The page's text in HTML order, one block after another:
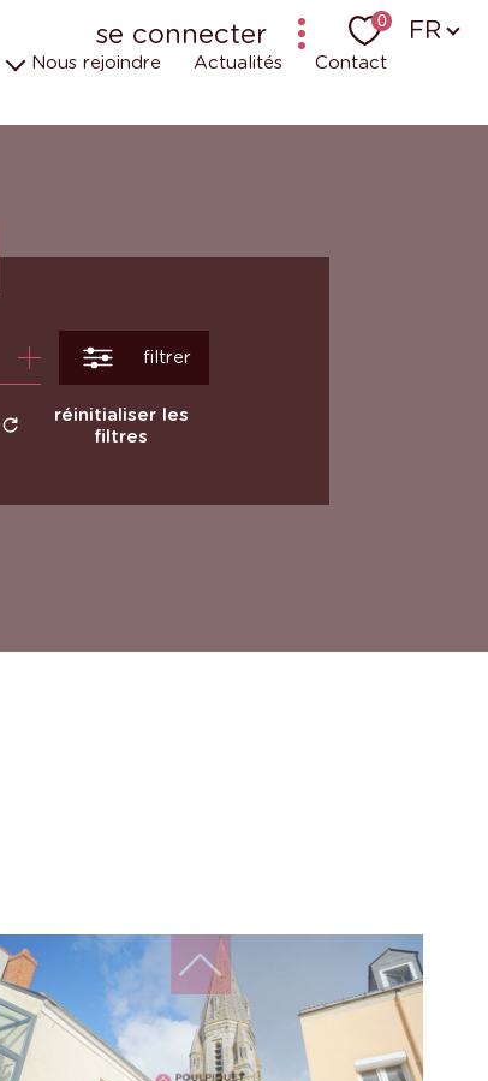
se connecter 0 Langue
FR
Nous rejoindre Actualités Contact
filtrer
réinitialiser les
filtres